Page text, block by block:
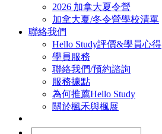
2026 加拿大夏令營
加拿大夏/冬令營學校清單
聯絡我們
Hello Study評價&學員心得
學員服務
聯絡我們/預約諮詢
服務據點
為何推薦Hello Study
關於楓禾與楓展